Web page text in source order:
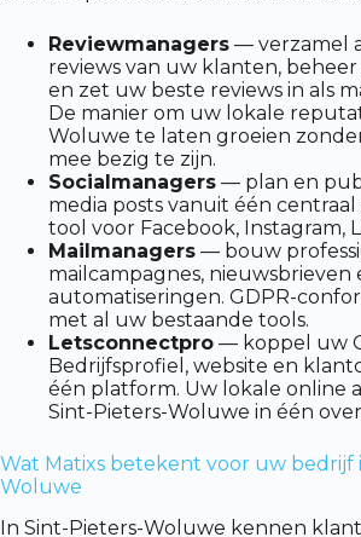
Reviewmanagers — verzamel
reviews van uw klanten, beheer
en zet uw beste reviews in als
De manier om uw lokale
Woluwe te laten groeien
mee bezig te zijn.
Socialmanagers — plan en
media posts vanuit één centraal
tool voor Facebook, Instagram,
Mailmanagers — bouw
mailcampagnes, nieuwsbrieven
automatiseringen. GDPR-
met al uw bestaande tools.
Letsconnectpro — koppel uw
Bedrijfsprofiel, website en
één platform. Uw lokale online
Sint-Pieters-Woluwe in één
Wat Matixs betekent voor uw bedrijf
Woluwe
In Sint-Pieters-Woluwe kennen